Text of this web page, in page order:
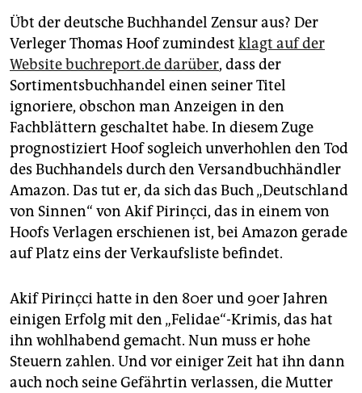
unterstützen
abo
genossenschaft
epaper login
Übt der deutsche Buchhandel Zensur aus? Der
Verleger Thomas Hoof zumindest klagt auf der
Website buchreport.de darüber, dass der
Sortimentsbuchhandel einen seiner Titel
ignoriere, obschon man Anzeigen in den
Fachblättern geschaltet habe. In diesem Zuge
prognostiziert Hoof sogleich unverhohlen den Tod
des Buchhandels durch den Versandbuchhändler
Amazon. Das tut er, da sich das Buch „Deutschland
von Sinnen“ von Akif Pirinçci, das in einem von
Hoofs Verlagen erschienen ist, bei Amazon gerade
auf Platz eins der Verkaufsliste befindet.
Akif Pirinçci hatte in den 80er und 90er Jahren
einigen Erfolg mit den „Felidae“-Krimis, das hat
ihn wohlhabend gemacht. Nun muss er hohe
Steuern zahlen. Und vor einiger Zeit hat ihn dann
auch noch seine Gefährtin verlassen, die Mutter